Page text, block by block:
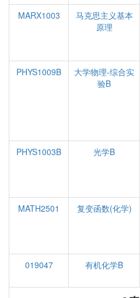
MARX1003
马克思主义基本
原理
PHYS1009B
大学物理-综合实
验B
PHYS1003B
光学B
MATH2501
复变函数(化学)
019047
有机化学B